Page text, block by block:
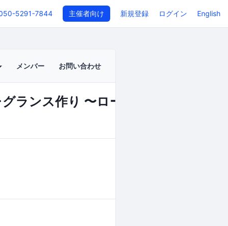
5291-7844 主催者向け 新規登録 ログイン English
メンバー お問い合わせ
ランス作り 〜ロールオンタイプで